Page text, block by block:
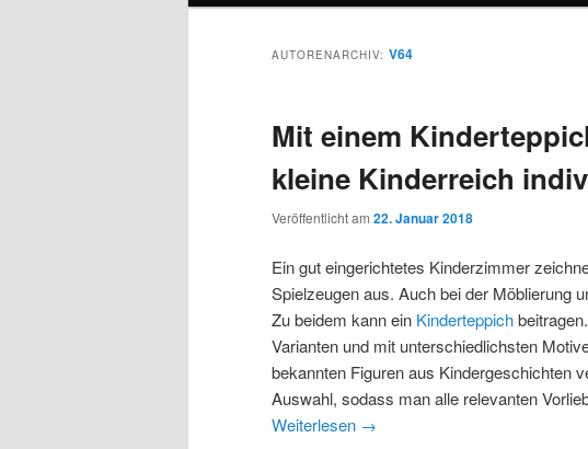
AUTORENARCHIV: V64
Mit einem
kleine Kinderreich
Veröffentlicht am 22. Januar 2018
Ein gut eingerichtetes Kinderzimmer
Spielzeugen aus. Auch bei der Möblierung
Zu beidem kann ein Kinderteppich
Varianten und mit unterschiedlichsten
bekannten Figuren aus Kindergeschichten
Auswahl, sodass man alle relevanten
Weiterlesen →